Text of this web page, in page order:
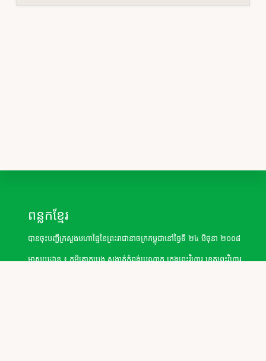
Footer
ពន្លកខ្មែរ
បានចុះបញ្ជីក្រសួងមហាផ្ទៃ​នៃព្រះរាជានាចក្រកម្ពុជានៅថ្ងៃទី ២៤ មិថុនា ២០០៨
អាសយដ្ឋាន ៖ ភូមិគោកបេង សង្កាត់កំពង់ប្រណាក ក្រុងព្រះវិហារ ខេត្តព្រះវិហារ